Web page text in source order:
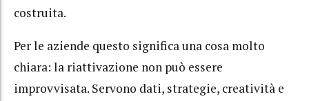
costruita.
Per le aziende questo significa una cosa molto
chiara: la riattivazione non può essere
improvvisata. Servono dati, strategie, creatività e